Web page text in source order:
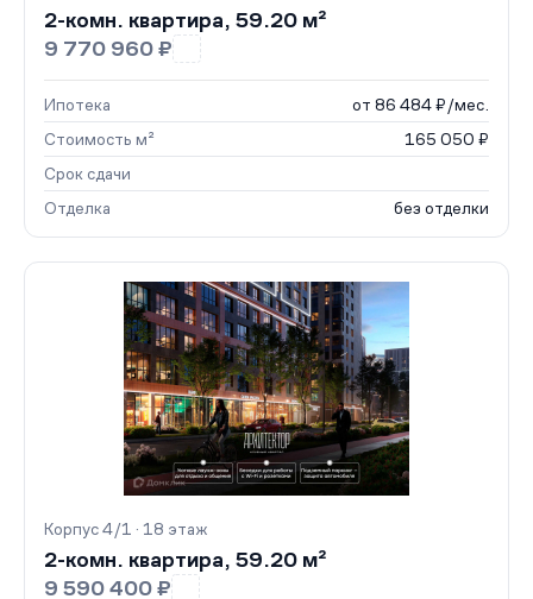
2-комн. квартира, 59.20 м²
9 770 960 ₽
Ипотека
от 86 484 ₽/мес.
Стоимость м²
165 050 ₽
Срок сдачи
Отделка
без отделки
Корпус 4/1 · 18 этаж
2-комн. квартира, 59.20 м²
9 590 400 ₽